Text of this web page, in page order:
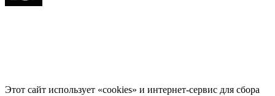
Этот сайт использует «cookies» и интернет-сервис для сбора